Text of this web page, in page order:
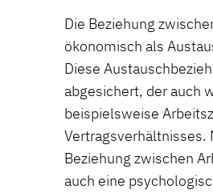
Die Beziehung
ökonomisch als
Diese
abgesichert, der auch
beispielsweise
Vertragsverhältnisses.
Beziehung zwischen
auch eine